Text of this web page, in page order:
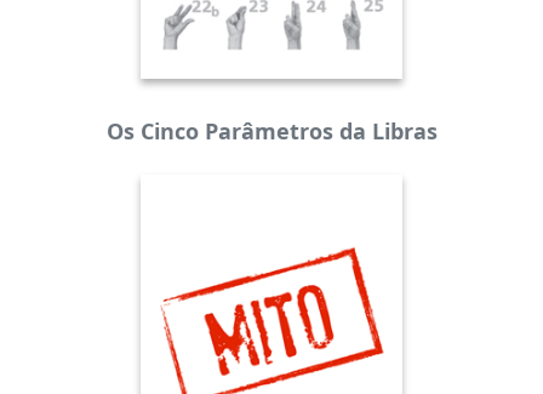
Os Cinco Parâmetros da Libras